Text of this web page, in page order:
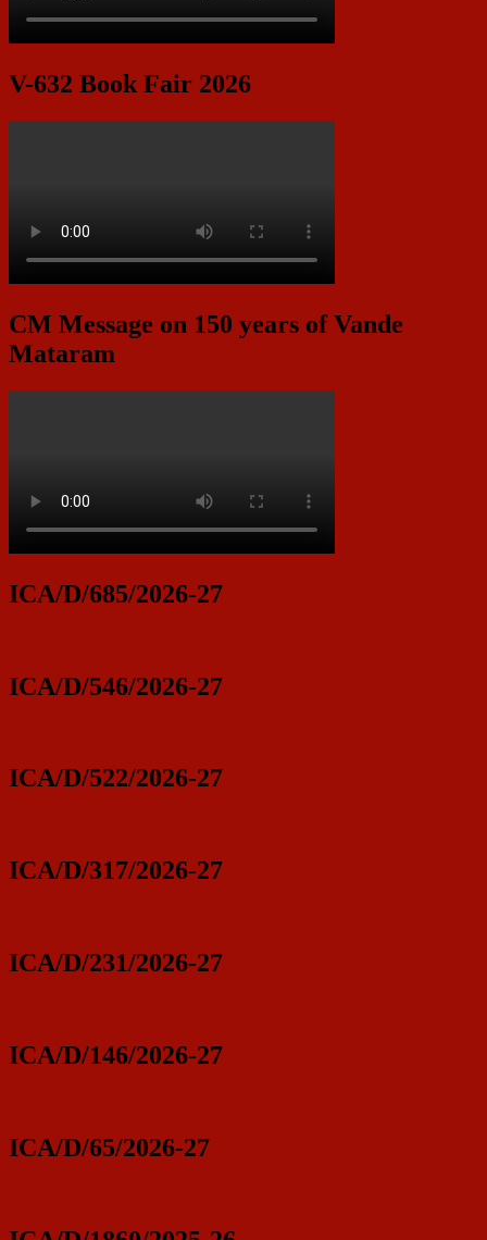
V-632 Book Fair 2026
CM Message on 150 years of Vande
Mataram
ICA/D/685/2026-27
ICA/D/546/2026-27
ICA/D/522/2026-27
ICA/D/317/2026-27
ICA/D/231/2026-27
ICA/D/146/2026-27
ICA/D/65/2026-27